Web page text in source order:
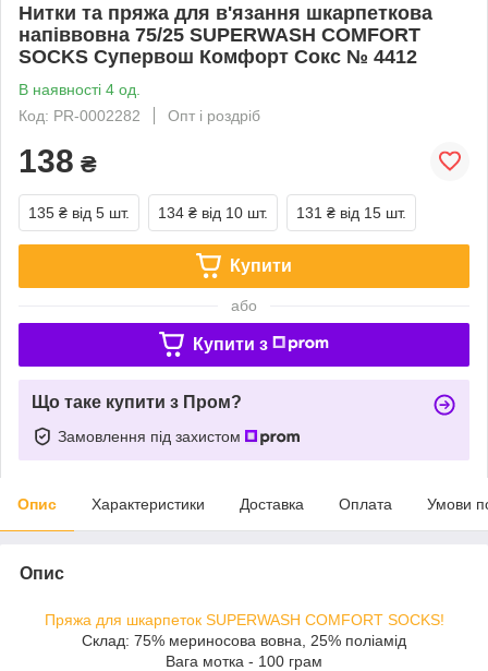
Нитки та пряжа для в'язання шкарпеткова
напіввовна 75/25 SUPERWASH COMFORT
SOCKS Супервош Комфорт Сокс № 4412
В наявності 4 од.
Код: PR-0002282
Опт і роздріб
138 ₴
135 ₴ від 5 шт. 134 ₴ від 10 шт. 131 ₴ від 15 шт.
Купити
або
Купити з
Що таке купити з Пром?
Замовлення під захистом
Опис Характеристики Доставка Оплата Умови
Опис
Пряжа для шкарпеток SUPERWASH COMFORT SOCKS!
Склад: 75% мериносова вовна, 25% поліамід
Вага мотка - 100 грам